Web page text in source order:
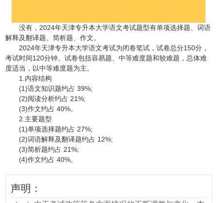
没有，2024年天津专升本大学语文考试题型有单项选择题、词语
解释及翻译题、简析题、作文。
2024年天津专升本大学语文考试为闭卷笔试，试卷总分150分，
考试时间120分钟。试卷包括容易题、中等难度题和较难题，总体难
度适当，以中等难度题为主。
1.内容结构
(1)语文知识题约占 39%;
(2)阅读分析约占 21%;
(3)作文约占 40%。
2.主要题型
(1)单项选择题约占 27%;
(2)词语解释及翻译题约占 12%;
(3)简析题约占 21%;
(4)作文约占 40%。
声明：